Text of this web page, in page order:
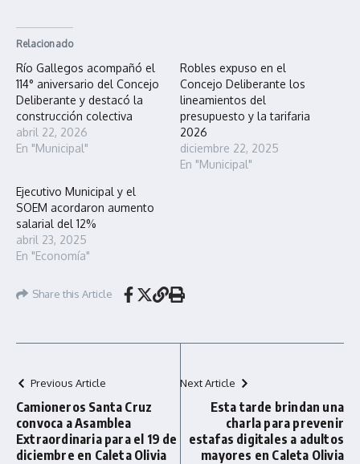
Relacionado
Río Gallegos acompañó el
114° aniversario del Concejo
Deliberante y destacó la
construcción colectiva
abril 22, 2026
En "Municipal"
Robles expuso en el
Concejo Deliberante los
lineamientos del
presupuesto y la tarifaria
2026
diciembre 22, 2025
En "Municipal"
Ejecutivo Municipal y el
SOEM acordaron aumento
salarial del 12%
abril 23, 2025
En "Economía"
Share this Article
Previous Article
Camioneros Santa Cruz
convoca a Asamblea
Extraordinaria para el 19 de
diciembre en Caleta Olivia
Next Article
Esta tarde brindan una
charla para prevenir
estafas digitales a adultos
mayores en Caleta Olivia